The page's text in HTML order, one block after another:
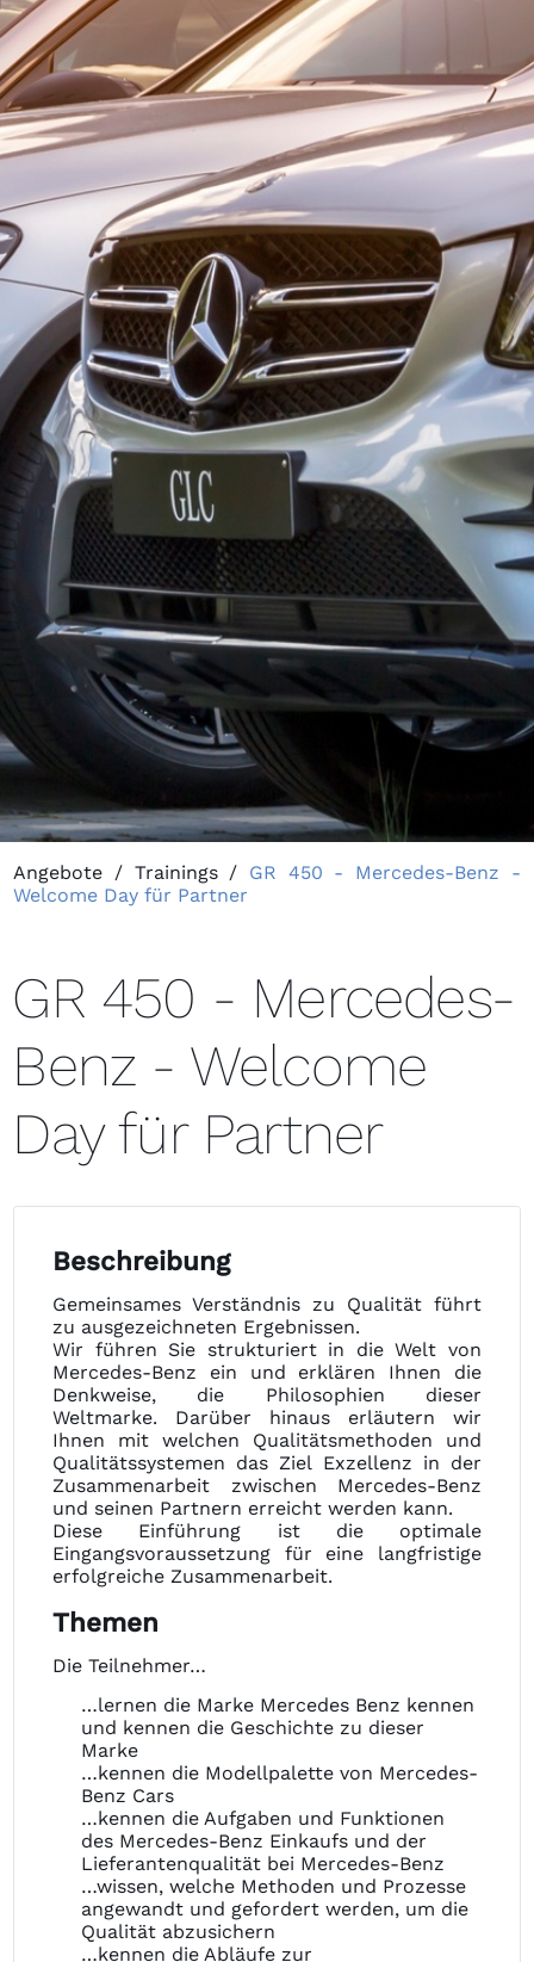
Angebote / Trainings/ GR 450 - Mercedes-Benz -
Welcome Day für Partner
GR 450 - Mercedes-
Benz - Welcome
Day für Partner
Beschreibung
Gemeinsames Verständnis zu Qualität führt
zu ausgezeichneten Ergebnissen.
Wir führen Sie strukturiert in die Welt von
Mercedes-Benz ein und erklären Ihnen die
Denkweise, die Philosophien dieser
Weltmarke. Darüber hinaus erläutern wir
Ihnen mit welchen Qualitätsmethoden und
Qualitätssystemen das Ziel Exzellenz in der
Zusammenarbeit zwischen Mercedes-Benz
und seinen Partnern erreicht werden kann.
Diese Einführung ist die optimale
Eingangsvoraussetzung für eine langfristige
erfolgreiche Zusammenarbeit.
Themen
Die Teilnehmer…
…lernen die Marke Mercedes Benz kennen
und kennen die Geschichte zu dieser
Marke
…kennen die Modellpalette von Mercedes-
Benz Cars
…kennen die Aufgaben und Funktionen
des Mercedes-Benz Einkaufs und der
Lieferantenqualität bei Mercedes-Benz
…wissen, welche Methoden und Prozesse
angewandt und gefordert werden, um die
Qualität abzusichern
…kennen die Abläufe zur